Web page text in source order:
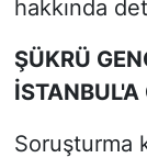
hakkında
ŞÜKRÜ
İSTANBUL'A
Soruşturma
TÜRKİYE
VİDEO